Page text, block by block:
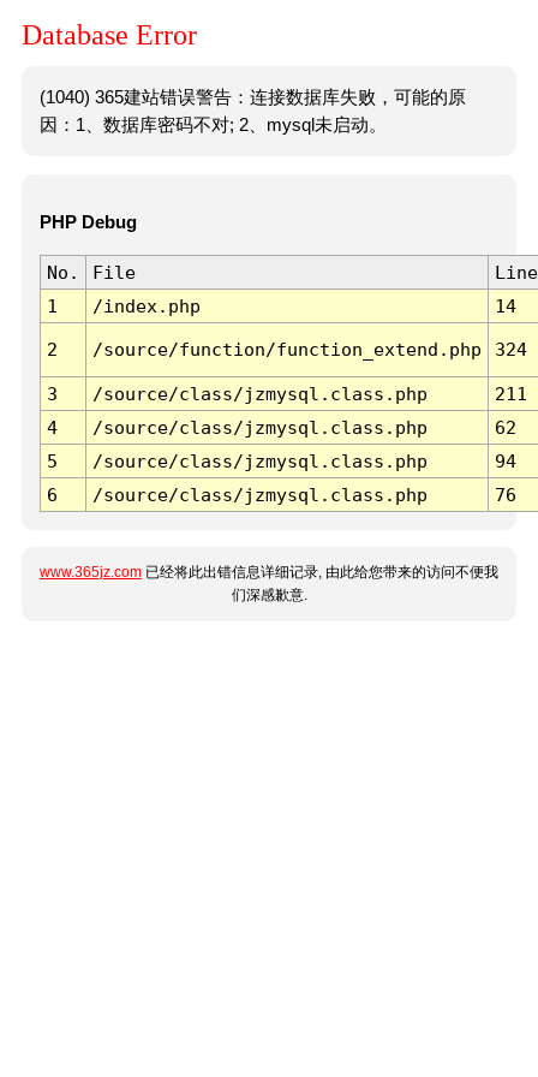
Database Error
(1040) 365建站错误警告：连接数据库失败，可能的原
因：1、数据库密码不对; 2、mysql未启动。
PHP Debug
No. File
Line
1
/index.php 14
2 /source/function/function_extend.php 324
3 /source/class/jzmysql.class.php
211
4
/source/class/jzmysql.class.php
62
5
/source/class/jzmysql.class.php
94
6
/source/class/jzmysql.class.php 76
www.365jz.com 已经将此出错信息详细记录, 由此给您带来的访问不便我
们深感歉意.